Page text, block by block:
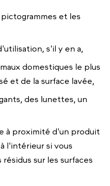
et les
s'il y en a,
domestiques le plus
et de la surface lavée,
des lunettes, un
à proximité d'un produit
l'intérieur si vous
sur les surfaces